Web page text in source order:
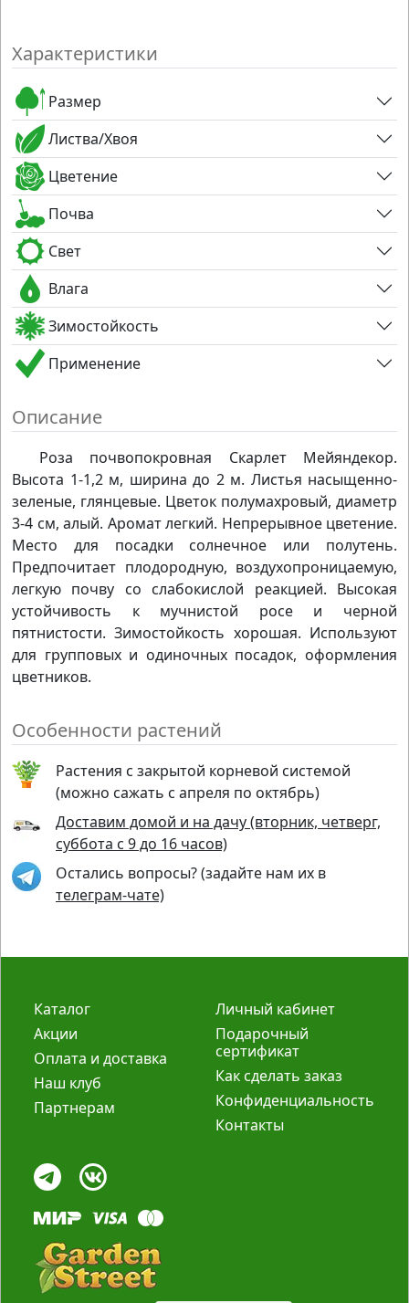
Характеристики
Размер
Листва/Хвоя
Цветение
Почва
Свет
Влага
Зимостойкость
Применение
Описание
Роза почвопокровная Скарлет Мейяндекор.
Высота 1-1,2 м, ширина до 2 м. Листья насыщенно-
зеленые, глянцевые. Цветок полумахровый, диаметр
3-4 см, алый. Аромат легкий. Непрерывное цветение.
Место для посадки солнечное или полутень.
Предпочитает плодородную, воздухопроницаемую,
легкую почву со слабокислой реакцией. Высокая
устойчивость к мучнистой росе и черной
пятнистости. Зимостойкость хорошая. Используют
для групповых и одиночных посадок, оформления
цветников.
Особенности растений
Растения с закрытой корневой системой
(можно сажать с апреля по октябрь)
Доставим домой и на дачу (вторник, четверг,
суббота с 9 до 16 часов)
Остались вопросы? (задайте нам их в
телеграм-чате)
Каталог
Акции
Оплата и доставка
Наш клуб
Партнерам
Личный кабинет
Подарочный
сертификат
Как сделать заказ
Конфиденциальность
Контакты